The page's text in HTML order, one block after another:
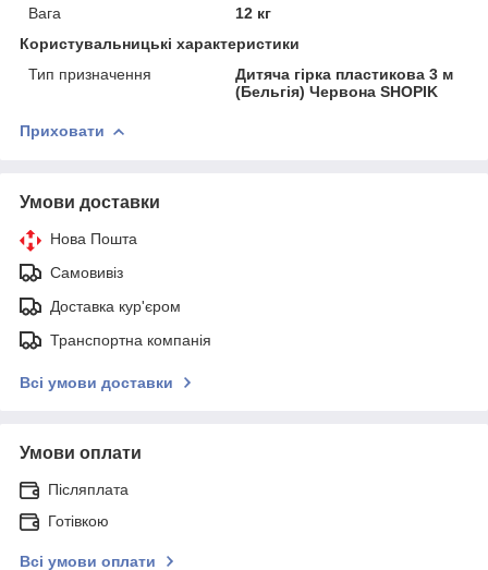
Вага
12 кг
Користувальницькі характеристики
Тип призначення
Дитяча гірка пластикова 3 м
(Бельгія) Червона SHOPIK
Приховати
Умови доставки
Нова Пошта
Самовивіз
Доставка кур'єром
Транспортна компанія
Всі умови доставки
Умови оплати
Післяплата
Готівкою
Всі умови оплати